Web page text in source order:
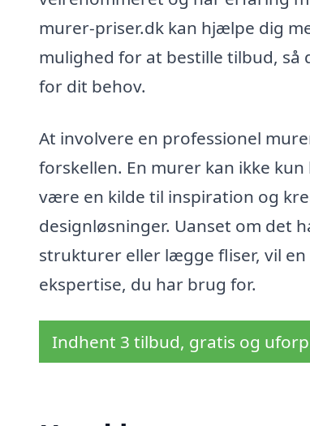
murer-priser.dk kan hjælpe dig
mulighed for at bestille tilbud, så
for dit behov.
At involvere en professionel
forskellen. En murer kan ikke
være en kilde til inspiration og
designløsninger. Uanset om det
strukturer eller lægge fliser, vil
ekspertise, du har brug for.
Indhent 3 tilbud, gratis og